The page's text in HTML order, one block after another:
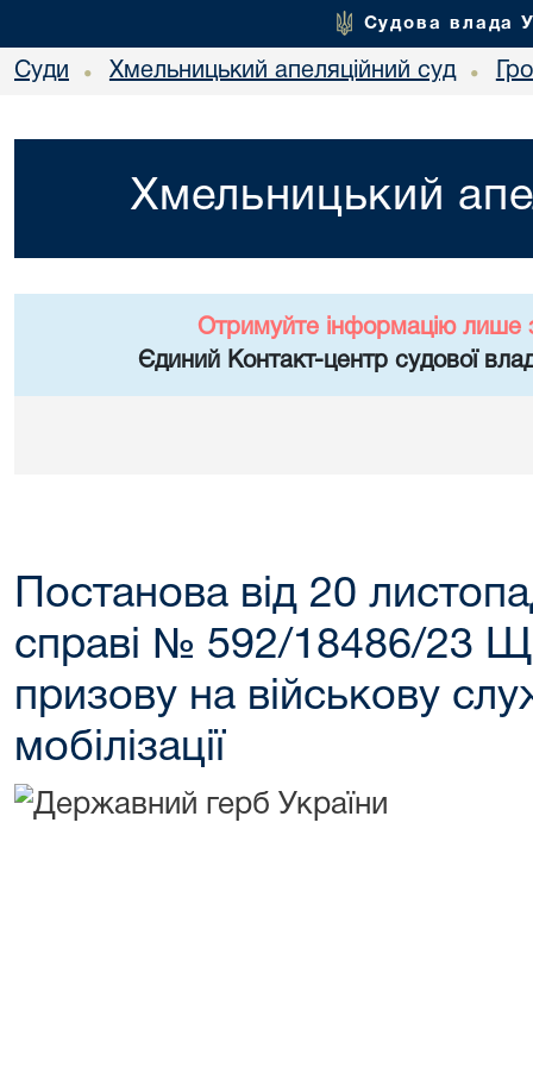
Судова влада
Суди • Хмельницький апеляційний суд •
Хмельницький
Отримуйте інформацію лише
Єдиний Контакт-центр судової
Постанова від 20
справі № 592/18486/23
призову на військову
мобілізації